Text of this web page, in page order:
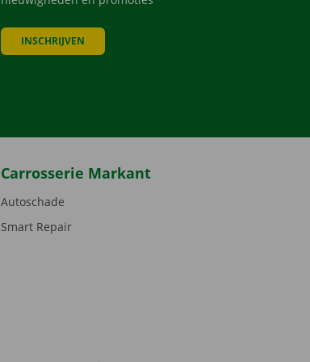
INSCHRIJVEN
Carrosserie Markant
Autoschade
Smart Repair